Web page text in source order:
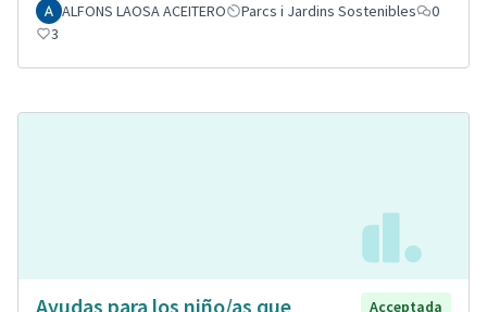
ALFONS LAOSA ACEITERO Parcs i Jardins Sostenibles
0
3
Ayudas para los niño/as que Acceptada